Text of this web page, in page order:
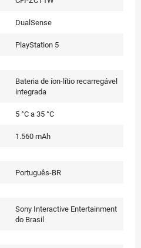
DualSense
PlayStation 5
Bateria de íon-lítio recarregável
integrada
5 °C a 35 °C
1.560 mAh
Português-BR
Sony Interactive Entertainment
do Brasil